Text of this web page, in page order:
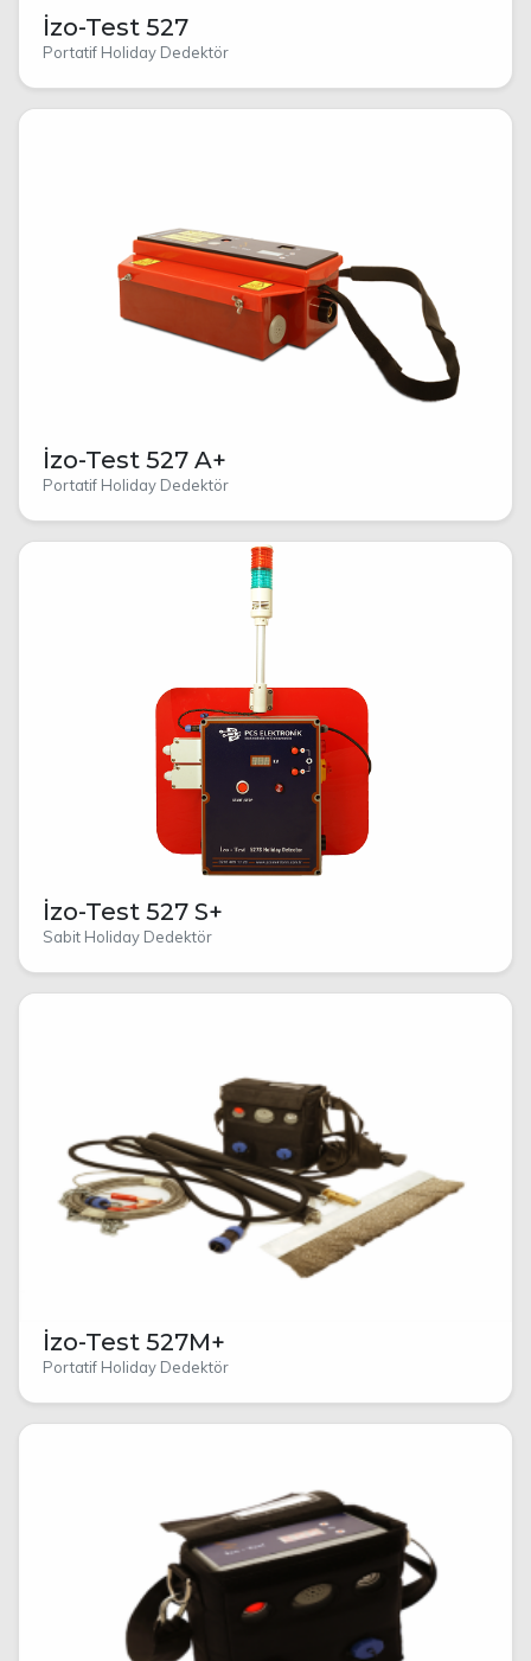
İzo-Test 527
Portatif Holiday Dedektör
İzo-Test 527 A+
Portatif Holiday Dedektör
İzo-Test 527 S+
Sabit Holiday Dedektör
İzo-Test 527M+
Portatif Holiday Dedektör